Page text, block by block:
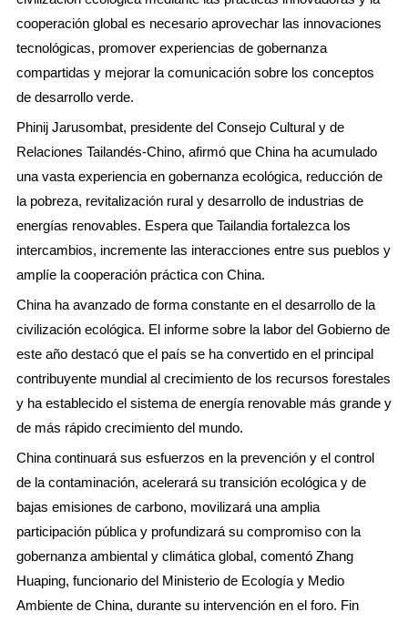
cooperación global es necesario aprovechar las innovaciones
tecnológicas, promover experiencias de gobernanza
compartidas y mejorar la comunicación sobre los conceptos
de desarrollo verde.
Phinij Jarusombat, presidente del Consejo Cultural y de
Relaciones Tailandés-Chino, afirmó que China ha acumulado
una vasta experiencia en gobernanza ecológica, reducción de
la pobreza, revitalización rural y desarrollo de industrias de
energías renovables. Espera que Tailandia fortalezca los
intercambios, incremente las interacciones entre sus pueblos y
amplíe la cooperación práctica con China.
China ha avanzado de forma constante en el desarrollo de la
civilización ecológica. El informe sobre la labor del Gobierno de
este año destacó que el país se ha convertido en el principal
contribuyente mundial al crecimiento de los recursos forestales
y ha establecido el sistema de energía renovable más grande y
de más rápido crecimiento del mundo.
China continuará sus esfuerzos en la prevención y el control
de la contaminación, acelerará su transición ecológica y de
bajas emisiones de carbono, movilizará una amplia
participación pública y profundizará su compromiso con la
gobernanza ambiental y climática global, comentó Zhang
Huaping, funcionario del Ministerio de Ecología y Medio
Ambiente de China, durante su intervención en el foro. Fin